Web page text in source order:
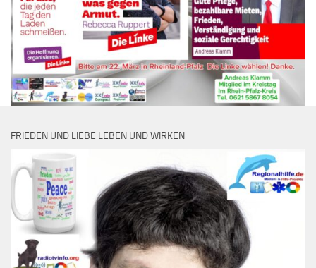
FRIEDEN UND LIEBE LEBEN UND WIRKEN